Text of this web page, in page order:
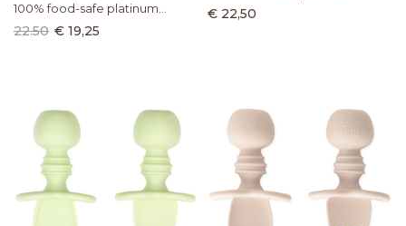
100% food-safe platinum
silicone
22.50 € 19,25
silicone
€ 22,50